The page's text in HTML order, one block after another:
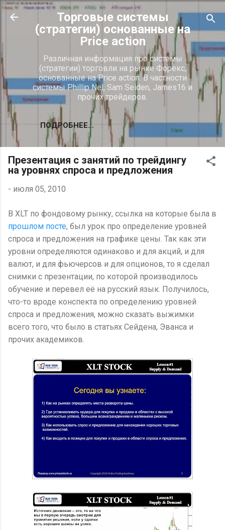
К основному контенту
Торговые системы
(стратегии) основанные на
Price action
Различная информация про системы
(стратегии) торговли на рынке Форекс,
основанные на Price action. В частности
системы Phillip Nel, Sam Seiden, James16 и
прочих трейдеров.
ПОДРОБНЕЕ…
Презентация с занятий по трейдингу
на уровнях спроса и предложения
- июля 05, 2010
В XLT по фондовому рынку, ссылка на которые была в
прошлом посте, был урок про определение уровней
спроса и предложения на графике цены. Так как эти
уровни определяются одинаково и для акций, и для
валют, и для фьючерсов и для опционов, то я сделал
снимки с презентации, по которой производилось
обучение и перевел её на русский язык. Получилось,
что-то вроде конспекта по определению уровней
спроса и предложения, можно сказать выжимки
всего того, что было в статьях Сейдена, Эванса и
прочих академиков.